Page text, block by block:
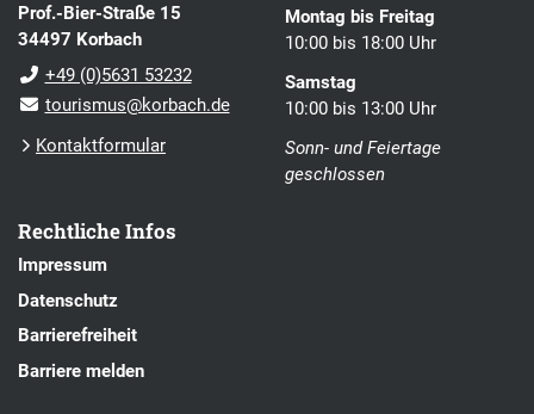
Prof.-Bier-Straße 15
34497 Korbach
+49 (0)5631 53232
tourismus@korbach.de
Kontaktformular
Montag bis Freitag
10:00 bis 18:00 Uhr
Samstag
10:00 bis 13:00 Uhr
Sonn- und Feiertage
geschlossen
Rechtliche Infos
Impressum
Datenschutz
Barrierefreiheit
Barriere melden